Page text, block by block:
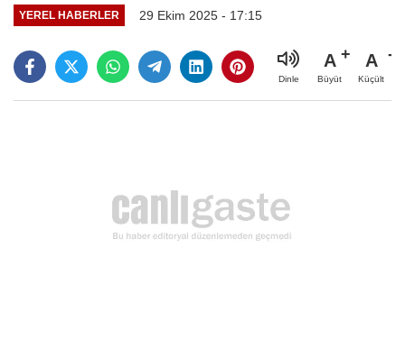
YEREL HABERLER 29 Ekim 2025 - 17:15
Dinle
A
Büyüt
A
Küçült